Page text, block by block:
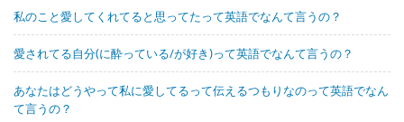
私のこと愛してくれてると思ってたって英語でなんて言うの？
愛されてる自分(に酔っている/が好き)って英語でなんて言うの？
あなたはどうやって私に愛してるって伝えるつもりなのって英語でなん
て言うの？